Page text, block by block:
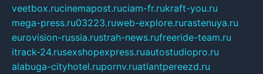
veetbox.rucinemapost.ruciam-fr.rukraft-you.ru
mega-press.ru03223.ruweb-explore.rurastenuya.ru
eurovision-russia.rustrah-news.rufreeride-team.ru
itrack-24.rusexshopexpress.ruautostudiopro.ru
alabuga-cityhotel.rupornv.ruatlantpereezd.ru